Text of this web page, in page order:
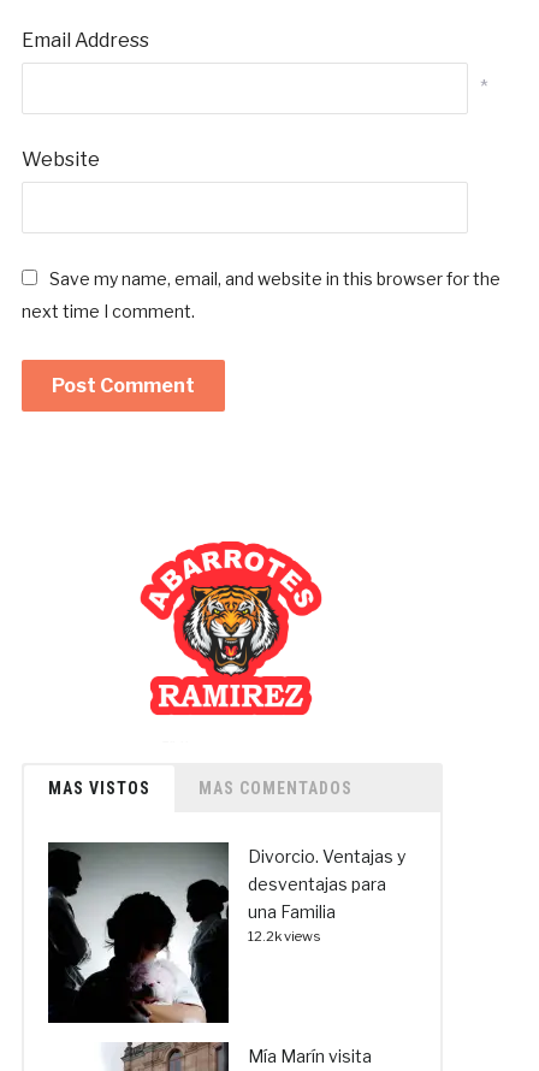
Email Address
*
Website
Save my name, email, and website in this browser for the
next time I comment.
MAS VISTOS MAS COMENTADOS
Divorcio. Ventajas y
desventajas para
una Familia
12.2k views
Mía Marín visita